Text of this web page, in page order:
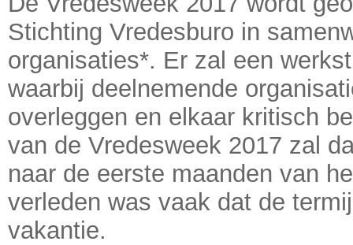
Stichting Vredesburo in
organisaties*. Er zal een
waarbij deelnemende
overleggen en elkaar kritisch
van de Vredesweek 2017 zal
naar de eerste maanden van
verleden was vaak dat de
vakantie.